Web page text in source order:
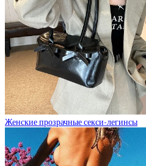
Женские прозрачные секси-легинсы